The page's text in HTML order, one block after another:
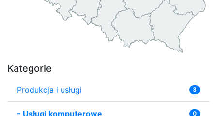
Kategorie
Produkcja i usługi 3
- Usługi komputerowe 0